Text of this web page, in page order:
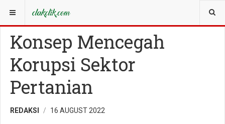
YOU ARE HERE: OPINI
Konsep Mencegah
Korupsi Sektor
Pertanian
REDAKSI 16 AUGUST 2022